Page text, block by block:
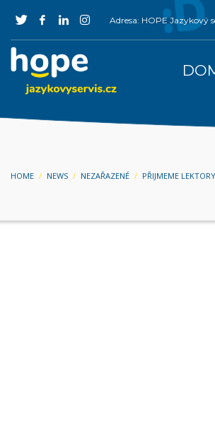
Adresa: HOPE Jazykový
HOME NEWS NEZAŘAZENÉ PŘIJMEME